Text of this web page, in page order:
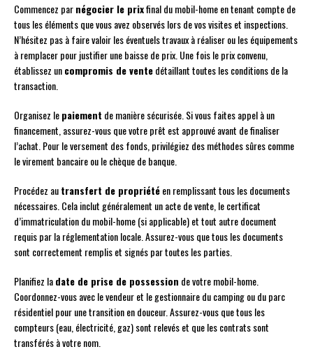
Commencez parnégocier le prixfinal du mobil-home en tenant compte de
tous les éléments que vous avez observés lors de vos visites et inspections.
N’hésitez pas à faire valoir les éventuels travaux à réaliser ou les équipements
à remplacer pour justifier une baisse de prix. Une fois le prix convenu,
établissez uncompromis de ventedétaillant toutes les conditions de la
transaction.
Organisez lepaiement de manière sécurisée. Si vous faites appel à un
financement, assurez-vous que votre prêt est approuvé avant de finaliser
l’achat. Pour le versement des fonds, privilégiez des méthodes sûres comme
le virement bancaire ou le chèque de banque.
Procédez autransfert de propriétéen remplissant tous les documents
nécessaires. Cela inclut généralement un acte de vente, le certificat
d’immatriculation du mobil-home (si applicable) et tout autre document
requis par la réglementation locale. Assurez-vous que tous les documents
sont correctement remplis et signés par toutes les parties.
Planifiez ladate de prise de possession de votre mobil-home.
Coordonnez-vous avec le vendeur et le gestionnaire du camping ou du parc
résidentiel pour une transition en douceur. Assurez-vous que tous les
compteurs (eau, électricité, gaz) sont relevés et que les contrats sont
transférés à votre nom.